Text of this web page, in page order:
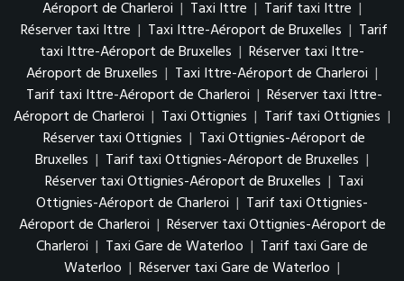
Aéroport de Charleroi | Taxi Ittre | Tarif taxi Ittre |
Réserver taxi Ittre | Taxi Ittre-Aéroport de Bruxelles | Tarif
taxi Ittre-Aéroport de Bruxelles | Réserver taxi Ittre-
Aéroport de Bruxelles | Taxi Ittre-Aéroport de Charleroi |
Tarif taxi Ittre-Aéroport de Charleroi | Réserver taxi Ittre-
Aéroport de Charleroi | Taxi Ottignies | Tarif taxi Ottignies |
Réserver taxi Ottignies | Taxi Ottignies-Aéroport de
Bruxelles | Tarif taxi Ottignies-Aéroport de Bruxelles |
Réserver taxi Ottignies-Aéroport de Bruxelles | Taxi
Ottignies-Aéroport de Charleroi | Tarif taxi Ottignies-
Aéroport de Charleroi | Réserver taxi Ottignies-Aéroport de
Charleroi | Taxi Gare de Waterloo | Tarif taxi Gare de
Waterloo | Réserver taxi Gare de Waterloo |